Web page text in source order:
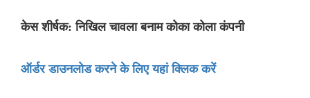
केस शीर्षक: निखिल चावला बनाम कोका कोला कंपनी
ऑर्डर डाउनलोड करने के लिए यहां क्लिक करें